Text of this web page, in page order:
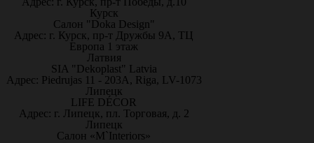
Курск
Салон "Doka Design"
Адрес: г. Курск, пр-т Дружбы 9А, ТЦ
Европа 1 этаж
Латвия
SIA "Dekoplast" Latvia
Адрес: Piedrujas 11 - 203A, Riga, LV-1073
Липецк
LIFE DÉCOR
Адрес: г. Липецк, пл. Торговая, д. 2
Липецк
Салон «M`Interiors»